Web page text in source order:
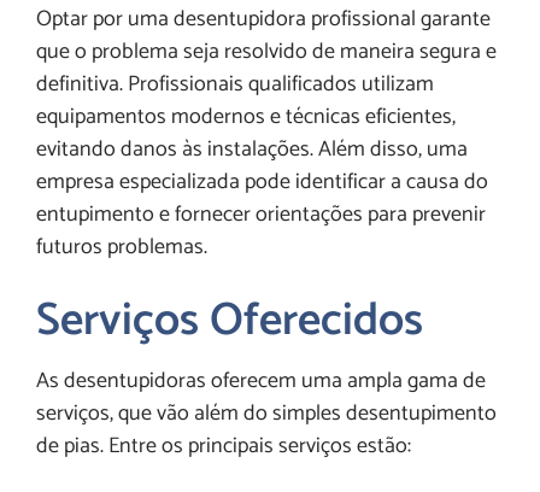
Optar por uma desentupidora profissional garante
que o problema seja resolvido de maneira segura e
definitiva. Profissionais qualificados utilizam
equipamentos modernos e técnicas eficientes,
evitando danos às instalações. Além disso, uma
empresa especializada pode identificar a causa do
entupimento e fornecer orientações para prevenir
futuros problemas.
Serviços Oferecidos
As desentupidoras oferecem uma ampla gama de
serviços, que vão além do simples desentupimento
de pias. Entre os principais serviços estão: